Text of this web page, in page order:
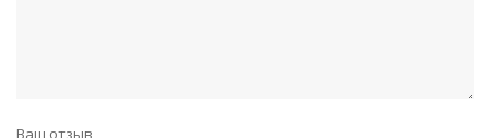
Ваш отзыв